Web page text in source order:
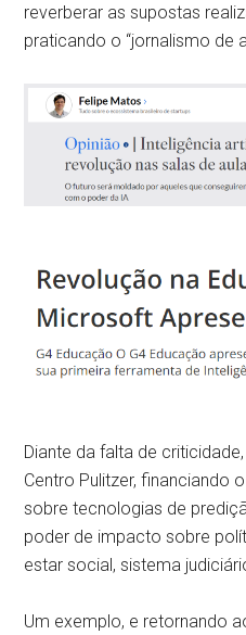
reverberar as supostas
praticando o “jornalismo de
Diante da falta de
Centro Pulitzer, financiando
sobre tecnologias de
poder de impacto sobre
estar social, sistema
Um exemplo, e retornando